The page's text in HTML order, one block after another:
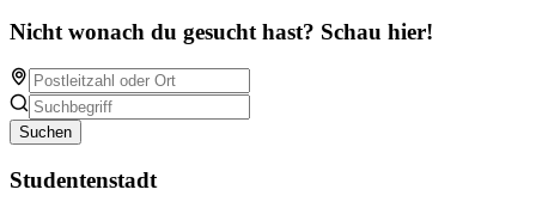
Nicht wonach du gesucht hast? Schau hier!
Suchen
Studentenstadt